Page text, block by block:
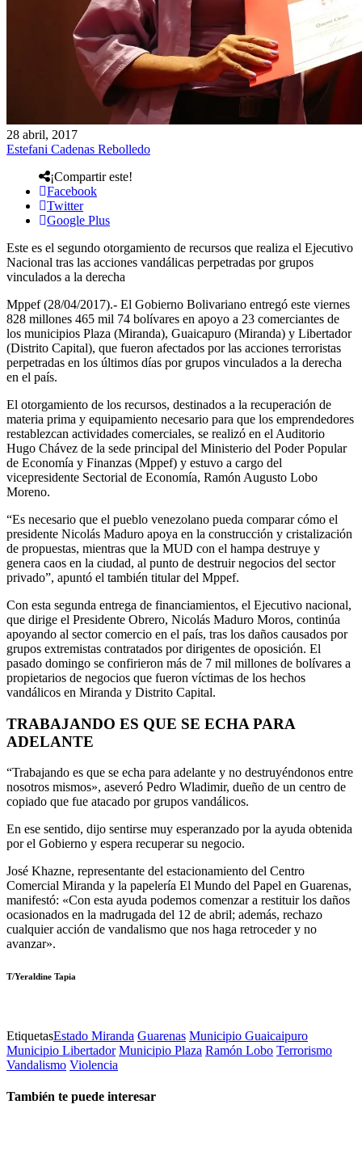
28 abril, 2017
Estefani Cadenas Rebolledo
¡Compartir este!
Facebook
Twitter
Google Plus
Este es el segundo otorgamiento de recursos que realiza el Ejecutivo
Nacional tras las acciones vandálicas perpetradas por grupos
vinculados a la derecha
Mppef (28/04/2017).- El Gobierno Bolivariano entregó este viernes
828 millones 465 mil 74 bolívares en apoyo a 23 comerciantes de
los municipios Plaza (Miranda), Guaicapuro (Miranda) y Libertador
(Distrito Capital), que fueron afectados por las acciones terroristas
perpetradas en los últimos días por grupos vinculados a la derecha
en el país.
El otorgamiento de los recursos, destinados a la recuperación de
materia prima y equipamiento necesario para que los emprendedores
restablezcan actividades comerciales, se realizó en el Auditorio
Hugo Chávez de la sede principal del Ministerio del Poder Popular
de Economía y Finanzas (Mppef) y estuvo a cargo del
vicepresidente Sectorial de Economía, Ramón Augusto Lobo
Moreno.
“Es necesario que el pueblo venezolano pueda comparar cómo el
presidente Nicolás Maduro apoya en la construcción y cristalización
de propuestas, mientras que la MUD con el hampa destruye y
genera caos en la ciudad, al punto de destruir negocios del sector
privado”, apuntó el también titular del Mppef.
Con esta segunda entrega de financiamientos, el Ejecutivo nacional,
que dirige el Presidente Obrero, Nicolás Maduro Moros, continúa
apoyando al sector comercio en el país, tras los daños causados por
grupos extremistas contratados por dirigentes de oposición. El
pasado domingo se confirieron más de 7 mil millones de bolívares a
propietarios de negocios que fueron víctimas de los hechos
vandálicos en Miranda y Distrito Capital.
TRABAJANDO ES QUE SE ECHA PARA
ADELANTE
“Trabajando es que se echa para adelante y no destruyéndonos entre
nosotros mismos», aseveró Pedro Wladimir, dueño de un centro de
copiado que fue atacado por grupos vandálicos.
En ese sentido, dijo sentirse muy esperanzado por la ayuda obtenida
por el Gobierno y espera recuperar su negocio.
José Khazne, representante del estacionamiento del Centro
Comercial Miranda y la papelería El Mundo del Papel en Guarenas,
manifestó: «Con esta ayuda podemos comenzar a restituir los daños
ocasionados en la madrugada del 12 de abril; además, rechazo
cualquier acción de vandalismo que nos haga retroceder y no
avanzar».
T/Yeraldine Tapia
EtiquetasEstado Miranda Guarenas Municipio Guaicaipuro
Municipio Libertador Municipio Plaza Ramón Lobo Terrorismo
Vandalismo Violencia
También te puede interesar